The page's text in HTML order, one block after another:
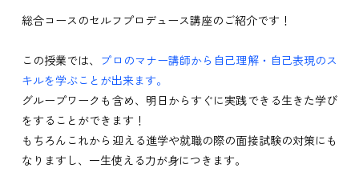
総合コースのセルフプロデュース講座のご紹介です！
この授業では、 プロのマナー講師から自己理解・自己表現のス
キルを学ぶことが出来ます。
グループワークも含め、明日からすぐに実践できる生きた学び
をすることができます！
もちろんこれから迎える進学や就職の際の面接試験の対策にも
なりますし、一生使える力が身につきます。